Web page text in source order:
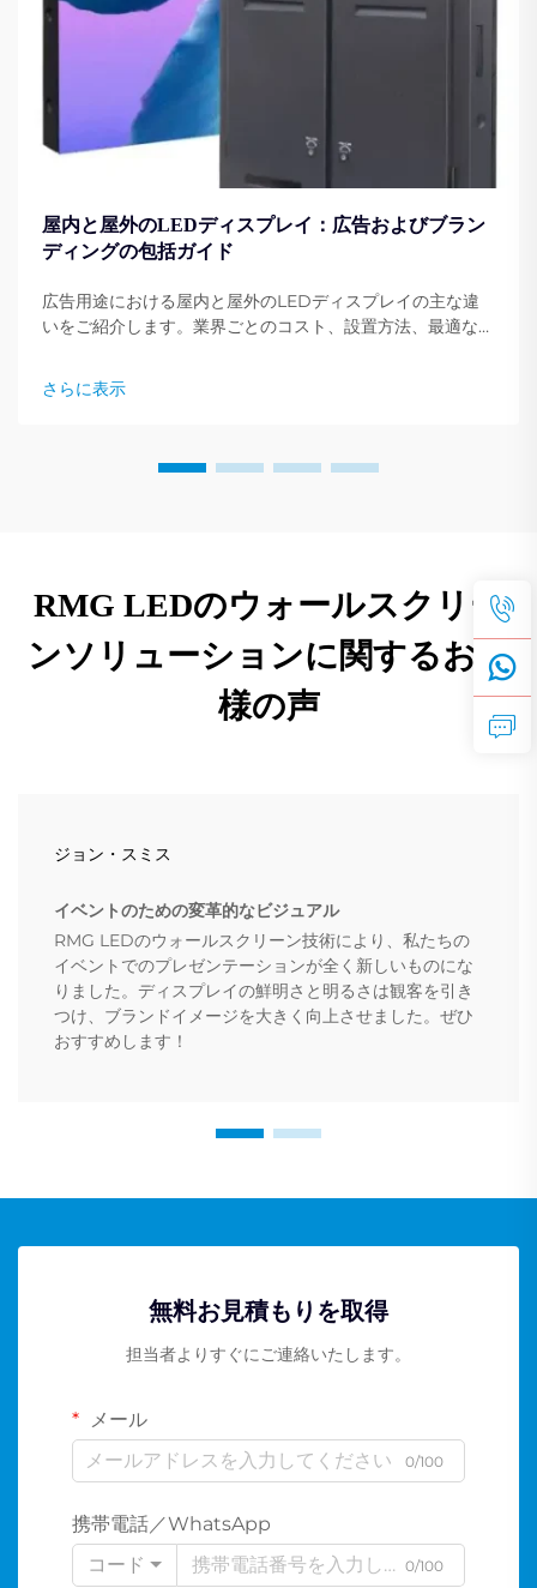
屋内と屋外のLEDディスプレイ：広告およびブラン
ディングの包括ガイド
広告用途における屋内と屋外のLEDディスプレイの主な違
いをご紹介します。業界ごとのコスト、設置方法、最適な使
さらに表示
RMG LEDのウォールスクリー
ンソリューションに関するお客
様の声
ジョン・スミス
イベントのための変革的なビジュアル
RMG LEDのウォールスクリーン技術により、私たちの
イベントでのプレゼンテーションが全く新しいものにな
りました。ディスプレイの鮮明さと明るさは観客を引き
つけ、ブランドイメージを大きく向上させました。ぜひ
おすすめします！
無料お見積もりを取得
担当者よりすぐにご連絡いたします。
メール
0/100
携帯電話／WhatsApp
コード
0/100